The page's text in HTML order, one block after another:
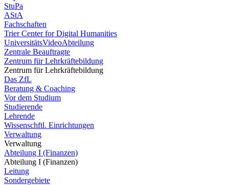
StuPa
AStA
Fachschaften
Trier Center for Digital Humanities
UniversitätsVideoAbteilung
Zentrale Beauftragte
Zentrum für Lehrkräftebildung
Zentrum für Lehrkräftebildung
Das ZfL
Beratung & Coaching
Vor dem Studium
Studierende
Lehrende
Wissenschftl. Einrichtungen
Verwaltung
Verwaltung
Abteilung I (Finanzen)
Abteilung I (Finanzen)
Leitung
Sondergebiete